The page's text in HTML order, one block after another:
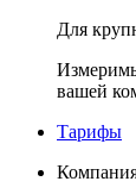
Для
вашей
Тарифы